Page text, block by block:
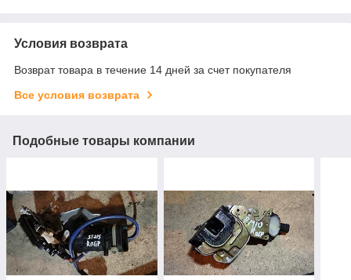
Условия возврата
Возврат товара в течение 14 дней за счет покупателя
Все условия возврата
Подобные товары компании